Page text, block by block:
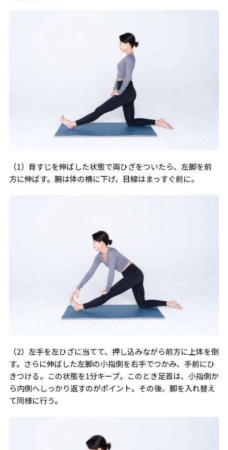
（1）背すじを伸ばした状態で両ひざをついたら、左脚を前
方に伸ばす。腕は体の横に下げ、目線はまっすぐ前に。
（2）左手を左ひざに当てて、押し込みながら前方に上体を倒
す。さらに伸ばした左脚の小指側を右手でつかみ、手前にひ
きつける。この状態を1分キープ。このとき足首は、小指側か
ら内側へしっかり返すのがポイント。その後、脚を入れ替え
て同様に行う。